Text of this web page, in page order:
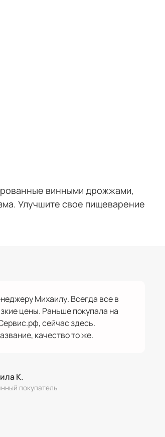
винными дрожжами,
Улучшите свое пищеварение
Михаилу. Всегда все в
цены. Раньше покупала на
сейчас здесь.
качество то же.
К.
покупатель